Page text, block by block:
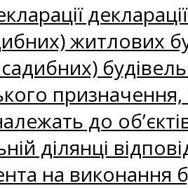
житлових
до
ділянці
на виконання